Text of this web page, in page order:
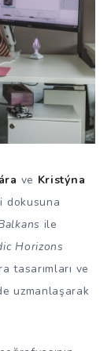
ve Kristýna
dokusuna
ile
Horizons
tasarımları ve
uzmanlaşarak